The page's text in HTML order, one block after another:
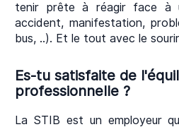
tenir prête à réagir face à
accident, manifestation,
bus, ..). Et le tout avec le
Es-tu satisfaite de
professionnelle ?
La STIB est un employeur